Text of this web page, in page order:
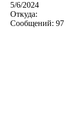
5/6/2024
Откуда:
Сообщений: 97